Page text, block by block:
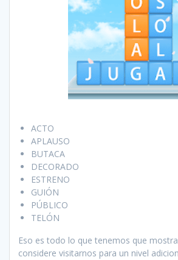
ACTO
APLAUSO
BUTACA
DECORADO
ESTRENO
GUIÓN
PÚBLICO
TELÓN
Eso es todo lo que tenemos que
considere visitarnos para un nivel